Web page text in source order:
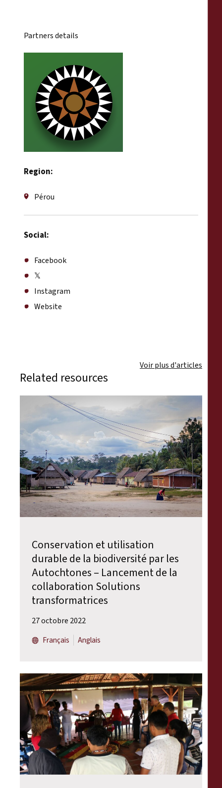
Partners details
Region:
Pérou
Social:
Facebook
𝕏
Instagram
Website
Related resources
Voir plus d'articles
Conservation et utilisation
durable de la biodiversité par les
Autochtones – Lancement de la
collaboration Solutions
transformatrices
27 octobre 2022
Français
Anglais